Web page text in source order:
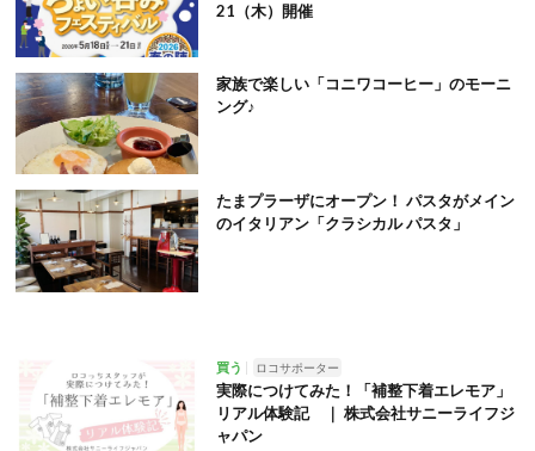
21（木）開催
家族で楽しい「コニワコーヒー」のモーニ
ング♪
たまプラーザにオープン！ パスタがメイン
のイタリアン「クラシカル パスタ」
買う ロコサポーター
実際につけてみた！「補整下着エレモア」
リアル体験記 ｜ 株式会社サニーライフジ
ャパン